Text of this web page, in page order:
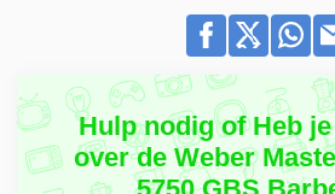
Hulp nodig of Heb
over de Weber